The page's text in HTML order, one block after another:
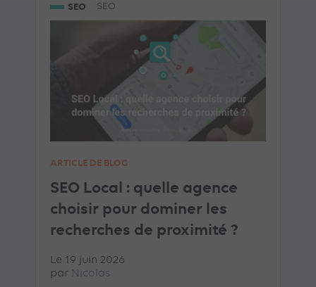
SEO SEO
ARTICLE DE BLOG
SEO Local : quelle agence
choisir pour dominer les
recherches de proximité ?
Le 19 juin 2026
par Nicolas